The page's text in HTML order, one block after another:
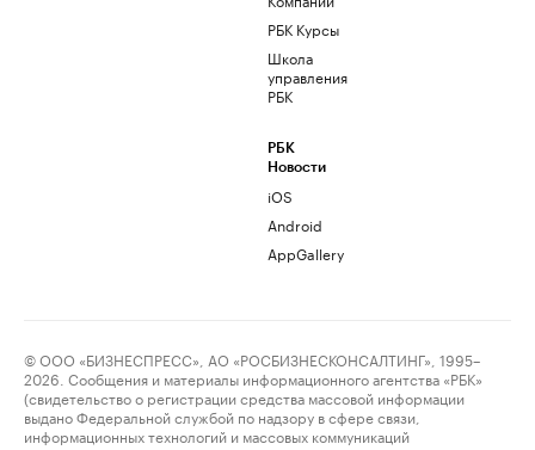
РБК Курсы
Школа
управления
РБК
РБК
Новости
iOS
Android
AppGallery
© ООО «БИЗНЕСПРЕСС», АО «РОСБИЗНЕСКОНСАЛТИНГ», 1995–
2026. Сообщения и материалы информационного агентства «РБК»
(свидетельство о регистрации средства массовой информации
выдано Федеральной службой по надзору в сфере связи,
информационных технологий и массовых коммуникаций